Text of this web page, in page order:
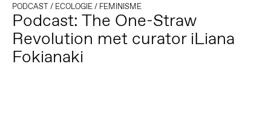
PODCAST/ ECOLOGIE/ FEMINISME
Podcast: The One-Straw
Revolution met curator iLiana
Fokianaki